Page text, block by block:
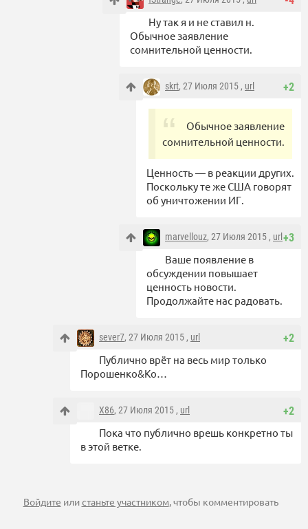
Ну так я и не ставил н.
Обычное заявление
сомнительной ценности.
+2
skrt, 27 Июля 2015 , url
Обычное заявление
сомнительной ценности.
Ценность — в реакции других.
Поскольку те же США говорят
об уничтожении ИГ.
+3
marvellouz, 27 Июля 2015 , url
Ваше появление в
обсуждении повышает
ценность новости.
Продолжайте нас радовать.
+2
sever7, 27 Июля 2015 , url
Публично врёт на весь мир только
Порошенко&Ко…
+2
X86, 27 Июля 2015 , url
Пока что публично врешь конкретно ты
в этой ветке.
Войдите илистаньте участником, чтобы комментировать